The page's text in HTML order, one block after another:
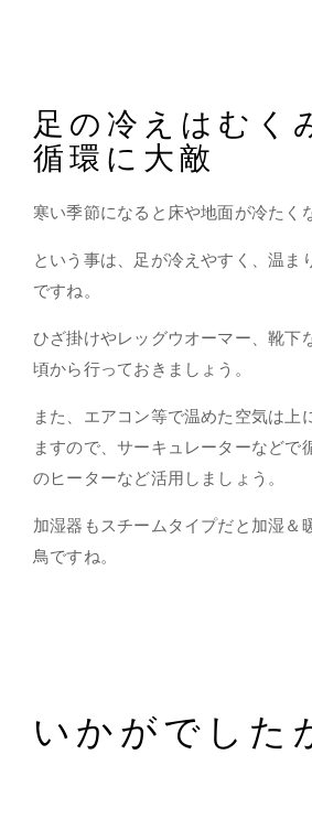
足の冷えはむく
循環に大敵
寒い季節になると床や地面が冷たく
という事は、足が冷えやすく、温ま
ですね。
ひざ掛けやレッグウオーマー、靴下
頃から行っておきましょう。
また、エアコン等で温めた空気は上
ますので、サーキュレーターなどで
のヒーターなど活用しましょう。
加湿器もスチームタイプだと加湿＆
鳥ですね。
いかがでした